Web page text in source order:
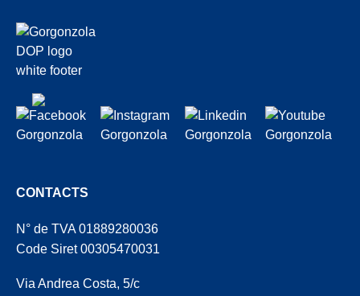
CONTACTS
N° de TVA 01889280036
Code Siret 00305470031
Via Andrea Costa, 5/c